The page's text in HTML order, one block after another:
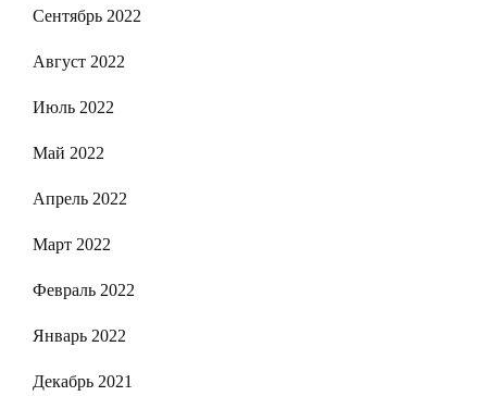
Сентябрь 2022
Август 2022
Июль 2022
Май 2022
Апрель 2022
Март 2022
Февраль 2022
Январь 2022
Декабрь 2021